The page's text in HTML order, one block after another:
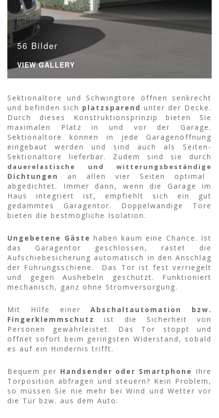
56 Bilder
VIEW GALLERY
Sektionaltore und Schwingtore öffnen senkrecht
und befinden sich platzsparend unter der Decke.
Durch dieses Konstruktionsprinzip bieten Sie
maximalen Platz in und vor der Garage.
Sektionaltore können in jede Garagenöffnung
eingebaut werden und sind auch als Seiten-
Sektionaltore lieferbar. Zudem sind sie durch
dauerelastische und witterungsbeständige
Dichtungen
an allen vier Seiten optimal
abgedichtet. Immer dann, wenn die Garage im
Haus integriert ist, empfiehlt sich ein gut
gedämmtes Garagentor. Doppelwandige Tore
bieten die bestmögliche Isolation.
Ungebetene Gäste haben kaum eine Chance. Ist
das Garagentor geschlossen, rastet die
Aufschiebesicherung automatisch in den Anschlag
der Führungsschiene. Das Tor ist fest verriegelt
und gegen Aushebeln geschützt. Funktioniert
mechanisch, ganz ohne Stromversorgung.
Mit Hilfe einerAbschaltautomation bzw.
Fingerklemmschutz
ist die Sicherheit von
Personen gewährleistet. Das Tor stoppt und
öffnet sofort beim geringsten Widerstand, sobald
es auf ein Hindernis trifft.
Bequem per Handsender oder Smartphone Ihre
Torposition abfragen und steuern? Kein Problem,
so müssen Sie nie mehr bei Wind und Wetter vor
die Tür bzw. aus dem Auto.